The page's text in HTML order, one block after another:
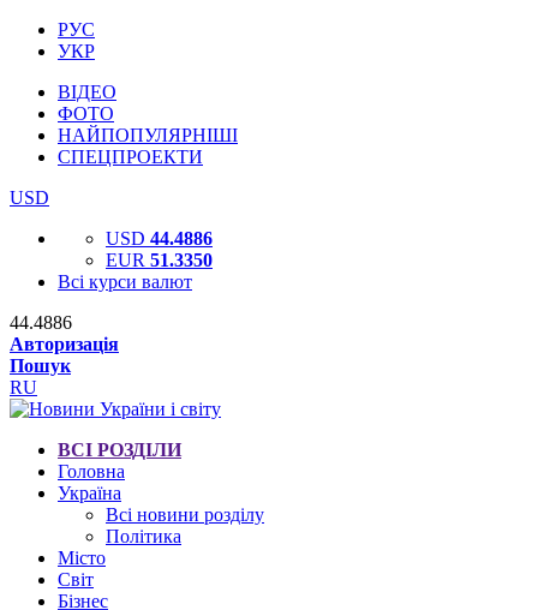
РУС
УКР
ВІДЕО
ФОТО
НАЙПОПУЛЯРНІШІ
СПЕЦПРОЕКТИ
USD
USD 44.4886
EUR 51.3350
Всі курси валют
44.4886
Авторизація
Пошук
RU
ВСІ РОЗДІЛИ
Головна
Україна
Всі новини розділу
Політика
Місто
Світ
Бізнес